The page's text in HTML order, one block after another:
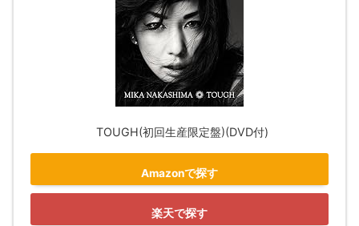
TOUGH(初回生産限定盤)(DVD付)
Amazonで探す
楽天で探す